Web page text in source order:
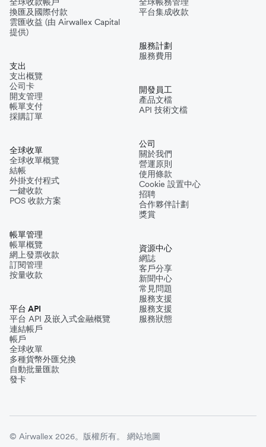
換匯及國際付款
雲匯收益 (由 Airwallex Capital
提供)
支出
支出概覽
公司卡
開支管理
帳單支付
採購訂單
全球收單
全球收單概覽
結帳
外掛支付程式
一鍵收款
POS 收款方案
帳單管理
帳單概覽
網上發票收款
訂閱管理
按量收款
平台 API
平台 API 及嵌入式金融概覽
連結帳戶
帳戶
全球收單
多種貨幣外匯兌換
自動批量匯款
發卡
平台集成收款
服務計劃
服務費用
開發員工
產品文檔
API 技術文檔
公司
關於我們
營運原則
使用條款
Cookie 設置中心
招聘
合作夥伴計劃
獎賞
資源中心
網誌
客戶分享
新聞中心
常見問題
服務支援
服務支援
服務狀態
© Airwallex 2026。版權所有。 網站地圖